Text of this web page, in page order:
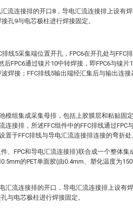
流连接排的开口8，导电汇流连接排上设有
孔9与电芯极柱进行焊接固定。
排线5采集端位置开孔，FPC6在开孔处与FFC
FPC6通过镍片10中转焊接，即FPC6与镍片
焊接；FFC排线5输出端经汇集后与输出连接
模组集成采集母排，包括上胶膜层和粘贴固
连接排，所述FFC组件中的FFC排线通过FPC
置于FFC排线与导电汇流连接排连接的弯折处
、FPC和导电汇流连接排)联合成一个整体集
的PET单面胶(由0.4mm、塑化温度为
汇流连接排的开口，导电汇流连接排上设有
与电芯极柱进行焊接固定。